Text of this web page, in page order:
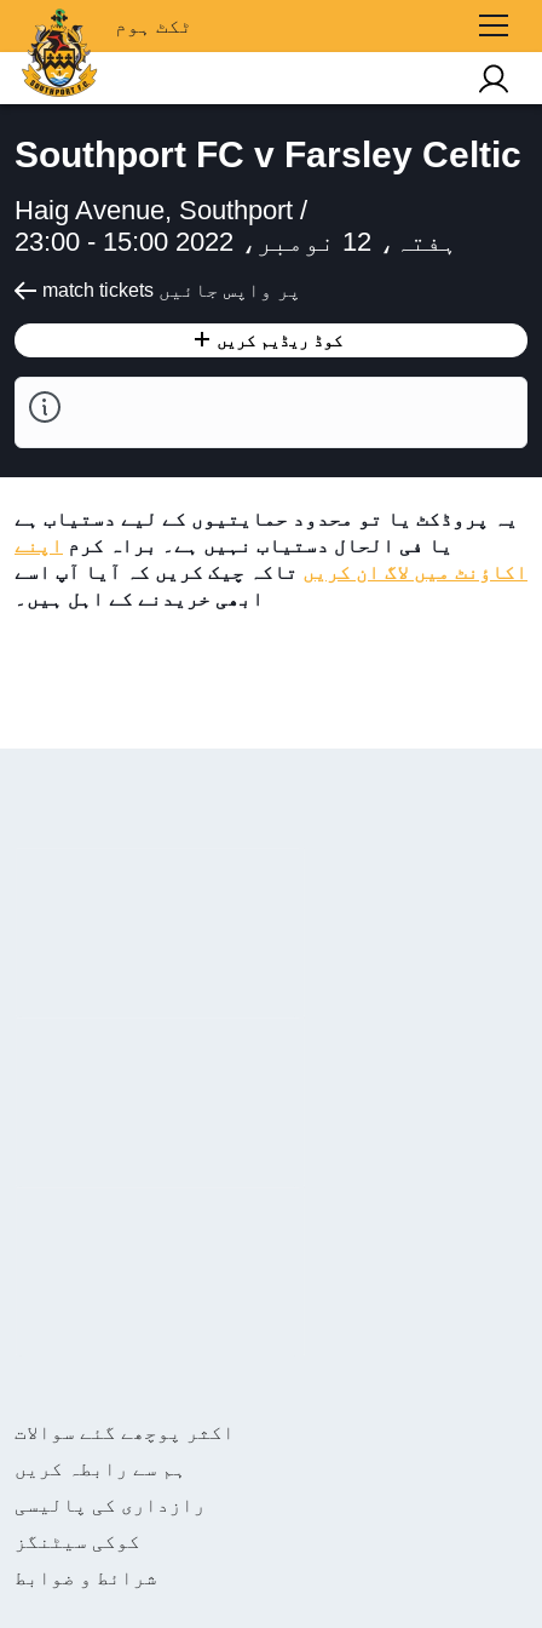
ٹکٹ ہوم
Southport FC v Farsley Celtic
Haig Avenue, Southport /
ہفتہ، 12 نومبر، 2022 15:00 - 23:00
match tickets پر واپس جائیں
کوڈ ریڈیم کریں
یہ پروڈکٹ یا تو محدود حمایتیوں کے لیے دستیاب ہے
یا فی الحال دستیاب نہیں ہے۔ براہ کرم اپنے
اکاؤنٹ میں لاگ ان کریں تاکہ چیک کریں کہ آیا آپ اسے
ابھی خریدنے کے اہل ہیں۔
اکثر پوچھے گئے سوالات
ہم سے رابطہ کریں
رازداری کی پالیسی
کوکی سیٹنگز
شرائط و ضوابط